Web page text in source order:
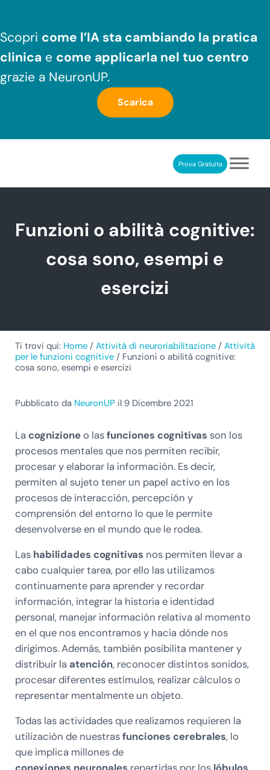
Scopri come l’IA sta cambiando la pratica
clinica e come applicarla nel tuo centro
grazie a NeuronUP.
Scarica
RIABILITAZIONE COGNITIVA PROFESSIONALEProva Gratuita
Funzioni o abilità cognitive:
cosa sono, esempi e
esercizi
Ti trovi qui: Home / Attività di neuroriabilitazione / Attività
per le funzioni cognitive / Funzioni o abilità cognitive:
cosa sono, esempi e esercizi
Pubblicato da NeuronUP il 9 Dicembre 2021
La cognizioneo lasfunciones cognitivas son los
procesos mentales que nos permiten recibir,
procesar y elaborar la información. Es decir,
permiten al sujeto tener un papel activo en los
procesos de interacción, percepción y
comprensión del entorno lo que le permite
desenvolverse en el mundo que le rodea.
Las habilidades cognitivas nos permiten llevar a
cabo cualquier tarea, por ello las utilizamos
continuamente para aprender y recordar
información, integrar la historia e identidad
personal, manejar información relativa al momento
en el que nos encontramos y hacia dónde nos
dirigimos. Además, también posibilita mantener y
distribuir la atención, reconocer distintos sonidos,
procesar diferentes estímulos, realizar cálculos o
representar mentalmente un objeto.
Todas las actividades que realizamos requieren la
utilización de nuestrasfunciones cerebrales, lo
que implica millones de